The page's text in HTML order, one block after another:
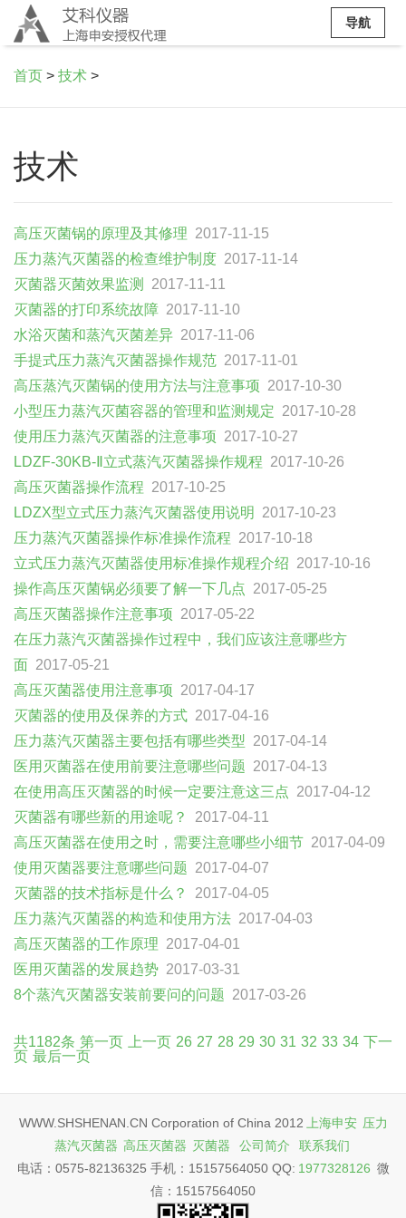
导航
首页 > 技术 >
技术
高压灭菌锅的原理及其修理 2017-11-15
压力蒸汽灭菌器的检查维护制度 2017-11-14
灭菌器灭菌效果监测
2017-11-11
灭菌器的打印系统故障 2017-11-10
水浴灭菌和蒸汽灭菌差异 2017-11-06
手提式压力蒸汽灭菌器操作规范 2017-11-01
高压蒸汽灭菌锅的使用方法与注意事项 2017-10-30
小型压力蒸汽灭菌容器的管理和监测规定 2017-10-28
使用压力蒸汽灭菌器的注意事项 2017-10-27
LDZF-30KB-Ⅱ立式蒸汽灭菌器操作规程 2017-10-26
高压灭菌器操作流程 2017-10-25
LDZX型立式压力蒸汽灭菌器使用说明
2017-10-23
压力蒸汽灭菌器操作标准操作流程 2017-10-18
立式压力蒸汽灭菌器使用标准操作规程介绍 2017-10-16
操作高压灭菌锅必须要了解一下几点 2017-05-25
高压灭菌器操作注意事项 2017-05-22
在压力蒸汽灭菌器操作过程中，我们应该注意哪些方
面 2017-05-21
高压灭菌器使用注意事项 2017-04-17
灭菌器的使用及保养的方式 2017-04-16
压力蒸汽灭菌器主要包括有哪些类型 2017-04-14
医用灭菌器在使用前要注意哪些问题 2017-04-13
在使用高压灭菌器的时候一定要注意这三点 2017-04-12
灭菌器有哪些新的用途呢？
2017-04-11
高压灭菌器在使用之时，需要注意哪些小细节 2017-04-09
使用灭菌器要注意哪些问题 2017-04-07
灭菌器的技术指标是什么？
2017-04-05
压力蒸汽灭菌器的构造和使用方法 2017-04-03
高压灭菌器的工作原理 2017-04-01
医用灭菌器的发展趋势 2017-03-31
8个蒸汽灭菌器安装前要问的问题 2017-03-26
共1182条 第一页 上一页 26 27 28 29 30 31 32 33 34 下一
页 最后一页
WWW.SHSHENAN.CN Corporation of China 2012 上海申安 压力
蒸汽灭菌器 高压灭菌器 灭菌器 公司简介
联系我们
电话：0575-82136325 手机：15157564050 QQ: 1977328126 微
信：15157564050